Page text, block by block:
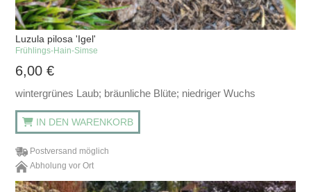
Luzula pilosa 'Igel'
Frühlings-Hain-Simse
6,00€
wintergrünes Laub; bräunliche Blüte; niedriger Wuchs
IN DEN WARENKORB
Postversand möglich
Abholung vor Ort